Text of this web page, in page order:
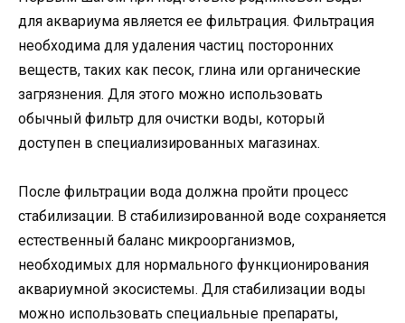
для аквариума является ее фильтрация. Фильтрация
необходима для удаления частиц посторонних
веществ, таких как песок, глина или органические
загрязнения. Для этого можно использовать
обычный фильтр для очистки воды, который
доступен в специализированных магазинах.
После фильтрации вода должна пройти процесс
стабилизации. В стабилизированной воде сохраняется
естественный баланс микроорганизмов,
необходимых для нормального функционирования
аквариумной экосистемы. Для стабилизации воды
можно использовать специальные препараты,